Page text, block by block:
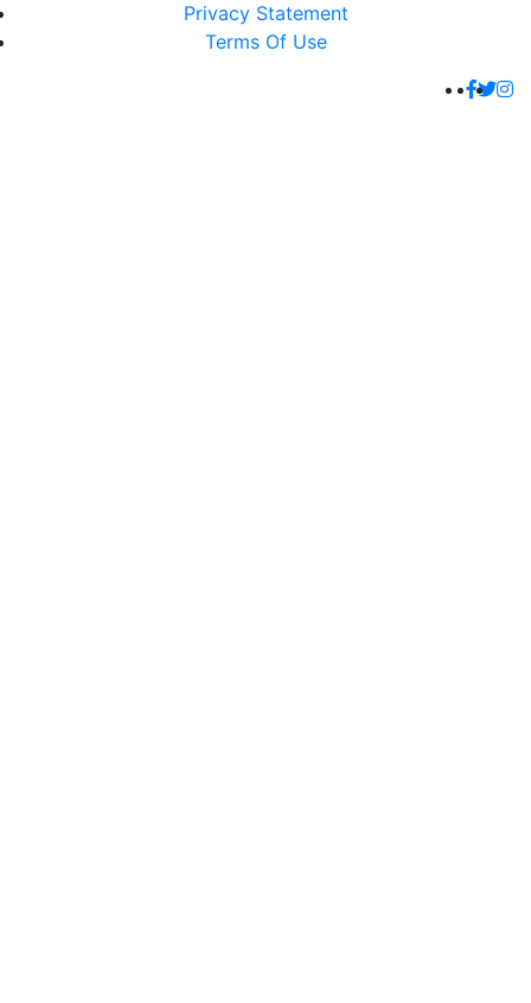
Privacy Statement
Terms Of Use